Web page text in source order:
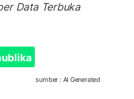
Data Terbuka
sumber : AI Generated